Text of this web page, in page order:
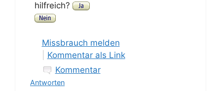
hilfreich?
Missbrauch melden
Kommentar als Link
Kommentar
Antworten